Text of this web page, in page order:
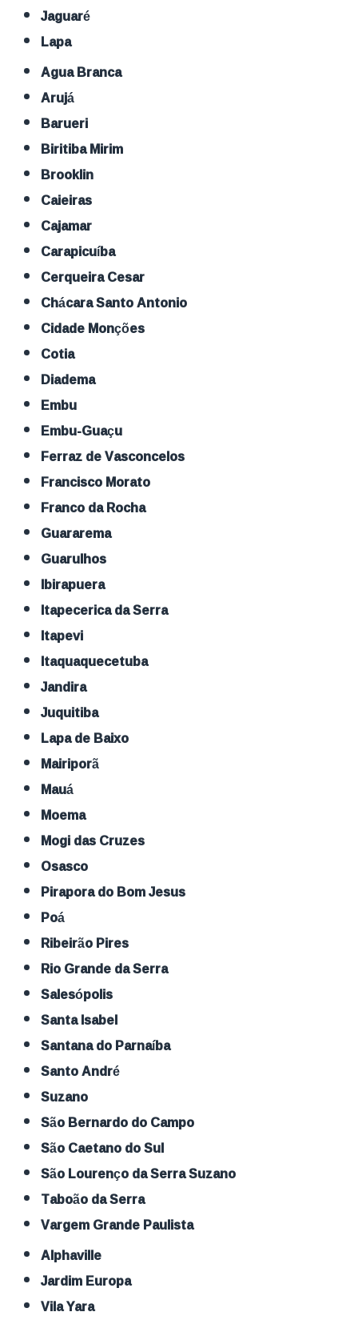
Jaguaré
Lapa
Agua Branca
Arujá
Barueri
Biritiba Mirim
Brooklin
Caieiras
Cajamar
Carapicuíba
Cerqueira Cesar
Chácara Santo Antonio
Cidade Monções
Cotia
Diadema
Embu
Embu-Guaçu
Ferraz de Vasconcelos
Francisco Morato
Franco da Rocha
Guararema
Guarulhos
Ibirapuera
Itapecerica da Serra
Itapevi
Itaquaquecetuba
Jandira
Juquitiba
Lapa de Baixo
Mairiporã
Mauá
Moema
Mogi das Cruzes
Osasco
Pirapora do Bom Jesus
Poá
Ribeirão Pires
Rio Grande da Serra
Salesópolis
Santa Isabel
Santana do Parnaíba
Santo André
Suzano
São Bernardo do Campo
São Caetano do Sul
São Lourenço da Serra Suzano
Taboão da Serra
Vargem Grande Paulista
Alphaville
Jardim Europa
Vila Yara